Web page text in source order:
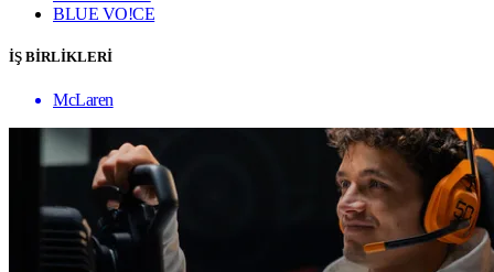
BLUE VO!CE
İŞ BİRLİKLERİ
McLaren